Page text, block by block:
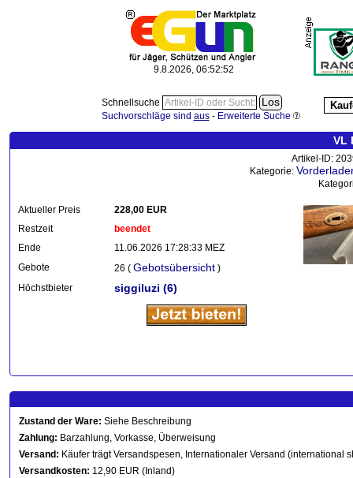
9.8.2026, 06:52:53
Schnellsuche
Suchvorschläge sind aus- Erweiterte Suche
VL
Artikel-ID:
Kategorie:
Aktueller Preis
228,00 EUR
Restzeit
beendet
Ende
11.06.2026 17:28:33 MEZ
Gebote
26 ( Gebotsübersicht )
Höchstbieter
siggiluzi (6)
Zustand der Ware: Siehe Beschreibung
Zahlung: Barzahlung, Vorkasse, Überweisung
Versand: Käufer trägt Versandspesen, Internationaler Versand (international
Versandkosten: 12,90 EUR (Inland)